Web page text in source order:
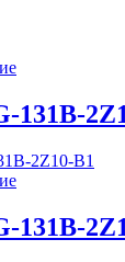
131B-
131B-